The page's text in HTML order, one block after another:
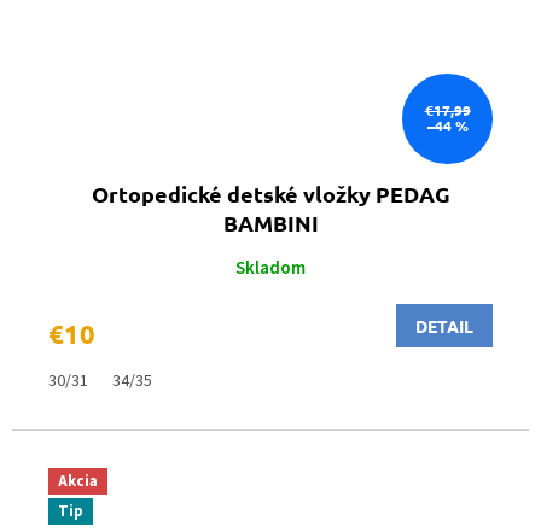
€17,99
–44 %
Ortopedické detské vložky PEDAG
BAMBINI
Skladom
€10 DETAIL
30/31 34/35
Akcia
Tip